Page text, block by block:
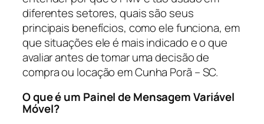
diferentes setores, quais são seus
principais benefícios, como ele funciona, em
que situações ele é mais indicado e o que
avaliar antes de tomar uma decisão de
compra ou locação em Cunha Porã – SC.
O que é um Painel de Mensagem Variável
Móvel?